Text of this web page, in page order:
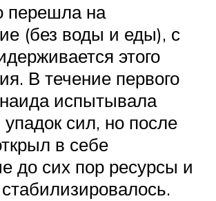
перешла на
(без воды и еды), с
этого
В течение первого
испытывала
сил, но после
в себе
до сих пор ресурсы и